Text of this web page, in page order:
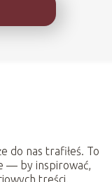
do nas trafiłeś. To
— by inspirować,
treści.